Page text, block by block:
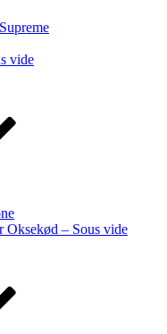
vide
Oksekød – Sous vide